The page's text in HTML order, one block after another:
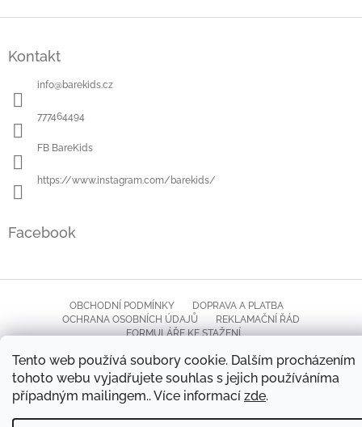
Tento web používá soubory cookie. Dalším procházením
tohoto webu vyjadřujete souhlas s jejich používáníma
případným mailingem.. Více informací zde.
Kontakt
info@barekids.cz
777464494
FB BareKids
https://www.instagram.com/barekids/
Facebook
OBCHODNÍ PODMÍNKY
DOPRAVA A PLATBA
OCHRANA OSOBNÍCH ÚDAJŮ
REKLAMAČNÍ ŘÁD
FORMULÁŘE KE STAŽENÍ
Vytvořil Shoptet Copyright 2026Barekids. Všechna práva vyhrazena.
Upravit nastavení cookies